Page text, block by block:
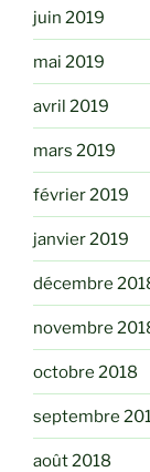
juin 2019
mai 2019
avril 2019
mars 2019
février 2019
janvier 2019
décembre
novembre
octobre 2018
septembre
août 2018